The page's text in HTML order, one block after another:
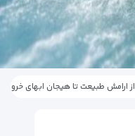
از ارامش طبیعت تا هیجان ابهای